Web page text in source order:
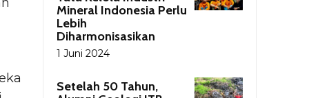
Mineral Indonesia Perlu
Lebih
Diharmonisasikan
1 Juni 2024
Setelah 50 Tahun,